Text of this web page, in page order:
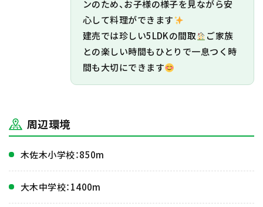
ンのため、お子様の様子を見ながら安
心して料理ができます
建売では珍しい5LDKの間取
ご家族
との楽しい時間もひとりで一息つく時
間も大切にできます
周辺環境
木佐木小学校：850m
大木中学校：1400m